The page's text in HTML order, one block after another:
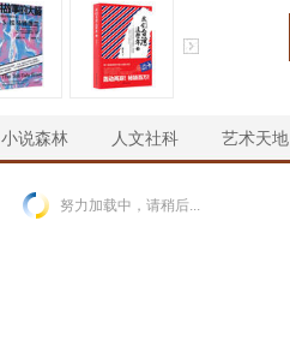
￥ ￥ ￥
小说森林 人文社科 艺术天地
努力加载中，请稍后...